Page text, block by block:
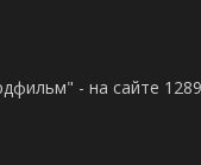
- на сайте